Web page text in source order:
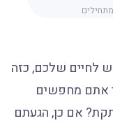
לחיים שלכם, כזה
אתם מחפשים
אם כן, הגעתם